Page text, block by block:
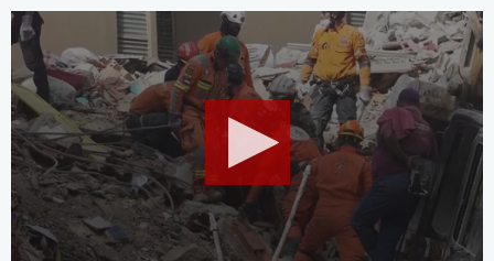
0
seconds
of
1
minute,
48
seconds